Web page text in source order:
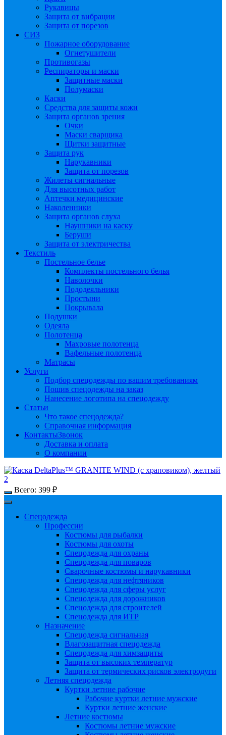
Рукавицы
Защита от вибрации
Защита от порезов
СИЗ
Пожарное оборудование
Огнетушители
Противогазы
Респираторы и маски
Защитные маски
Полумаски
Каски
Средства для защиты кожи
Защита органов зрения
Очки
Маски сварщика
Щитки защитные
Защита рук
Нарукавники
Защита от порезов
Жилеты сигнальные
Для высотных работ
Аптечки медицинские
Наколенники
Защита органов слуха
Наушники на каску
Беруши
Защита от электричества
Текстиль
Постельное белье
Комплекты постельного белья
Наволочки
Пододеяльники
Простыни
Покрывала
Подушки
Одеяла
Полотенца
Махровые полотенца
Вафельные полотенца
Матрасы
Услуги
Подбор спецодежды по вашим требованиям
Пошив спецодежды на заказ
Нанесение логотипа на спецодежду
Статьи
Что такое спецодежда?
Справочная информация
КонтактыЗвонок
Доставка и оплата
О компании
Всего: 399 ₽
Спецодежда
Профессии
Костюмы для рыбалки
Костюмы для охоты
Спецодежда для охраны
Спецодежда для поваров
Сварочные костюмы и нарукавники
Спецодежда для нефтяников
Спецодежда для сферы услуг
Спецодежда для дорожников
Спецодежда для строителей
Спецодежда для ИТР
Назначение
Спецодежда сигнальная
Влагозащитная спецодежда
Спецодежда для химзащиты
Защита от высоких температур
Защита от термических рисков электродуги
Летняя спецодежда
Куртки летние рабочие
Рабочие куртки летние мужские
Куртки летние женские
Летние костюмы
Костюмы летние мужские